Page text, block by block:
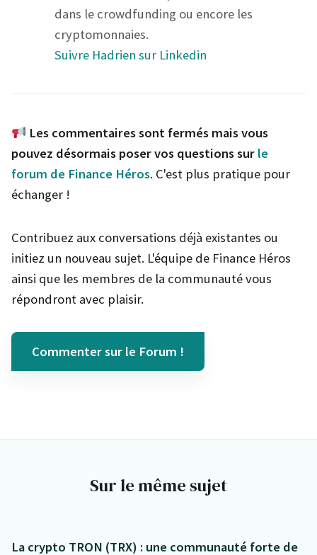
dans le crowdfunding ou encore les
cryptomonnaies.
Suivre Hadrien sur Linkedin
Les commentaires sont fermés mais vous
pouvez désormais poser vos questions sur le
forum de Finance Héros. C'est plus pratique pour
échanger !
Contribuez aux conversations déjà existantes ou
initiez un nouveau sujet. L'équipe de Finance Héros
ainsi que les membres de la communauté vous
répondront avec plaisir.
Commenter sur le Forum !
Sur le même sujet
La crypto TRON (TRX) : une communauté forte de